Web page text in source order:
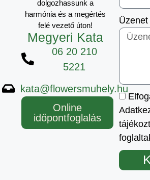
dolgozhassunk a
harmónia és a megértés
felé vezető úton!
Megyeri Kata
06 20 210
5221
kata@flowersmuhely.hu
Online
időpontfoglalás
Üzenet